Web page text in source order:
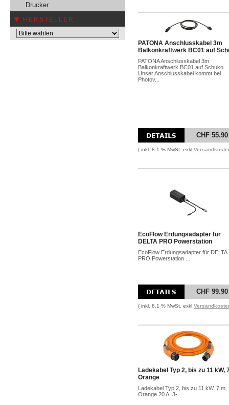
Drucker
HERSTELLER
PATONA Anschlusskabel 3m
Balkonkraftwerk BC01 auf
PATONA Anschlusskabel 3m
Balkonkraftwerk BC01 auf Schuko
Unser Anschlusskabel kommt bei
Photov...
CHF 55.90
( inkl. 8.1 % MwSt. exkl.
EcoFlow Erdungsadapter für
DELTA PRO Powerstation
EcoFlow Erdungsadapter für DELTA
PRO Powerstation ...
CHF 99.90
( inkl. 8.1 % MwSt. exkl.
Ladekabel Typ 2, bis zu 11 kW,
Orange
Ladekabel Typ 2, bis zu 11 kW, 7 m,
Orange 20 A, 3-...